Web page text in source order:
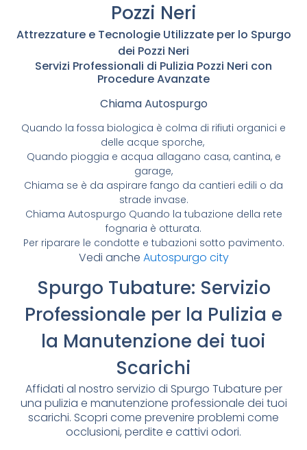
Pozzi Neri
Attrezzature e Tecnologie Utilizzate per lo Spurgo
dei Pozzi Neri
Servizi Professionali di Pulizia Pozzi Neri con
Procedure Avanzate
Chiama Autospurgo
Quando la fossa biologica è colma di rifiuti organici e
delle acque sporche,
Quando pioggia e acqua allagano casa, cantina, e
garage,
Chiama se è da aspirare fango da cantieri edili o da
strade invase.
Chiama Autospurgo Quando la tubazione della rete
fognaria è otturata.
Per riparare le condotte e tubazioni sotto pavimento.
Vedi anche Autospurgo city
Spurgo Tubature: Servizio
Professionale per la Pulizia e
la Manutenzione dei tuoi
Scarichi
Affidati al nostro servizio di Spurgo Tubature per
una pulizia e manutenzione professionale dei tuoi
scarichi. Scopri come prevenire problemi come
occlusioni, perdite e cattivi odori.